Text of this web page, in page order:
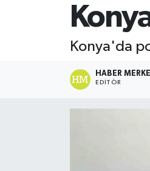
Konya'da
HABER
EDITÖR
Gündem
Tokat Namaz Vakitleri
Süper Lig Puan Durumu